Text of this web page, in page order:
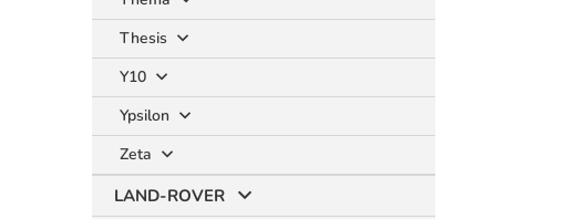
Thesis
Y10
Ypsilon
Zeta
LAND-ROVER